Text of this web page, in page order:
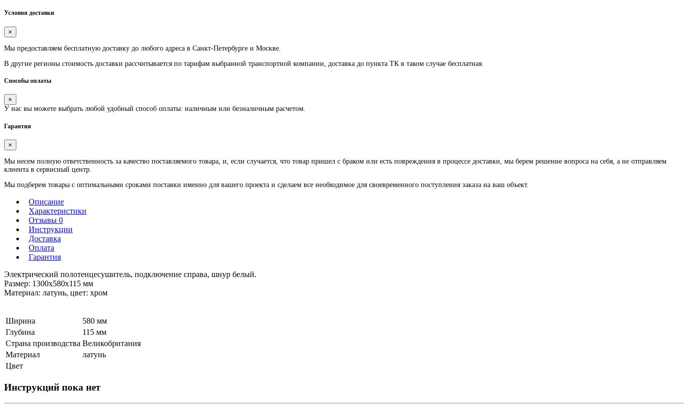
Условия доставки
×
Мы предоставляем бесплатную доставку до любого адреса в Санкт-Петербурге и Москве.
В другие регионы стоимость доставки рассчитывается по тарифам выбранной транспортной компании, доставка до пункта ТК в таком случае бесплатная
Способы оплаты
×
У нас вы можете выбрать любой удобный способ оплаты: наличным или безналичным расчетом.
Гарантия
×
Мы несем полную ответственность за качество поставляемого товара, и, если случается, что товар пришел с браком или есть повреждения в процессе доставки, мы берем решение вопроса на себя, а не отправляем
клиента в сервисный центр.
Мы подберем товары с оптимальными сроками поставки именно для вашего проекта и сделаем все необходимое для своевременного поступления заказа на ваш объект.
Описание
Характеристики
Отзывы 0
Инструкции
Доставка
Оплата
Гарантия
Электрический полотенцесушитель, подключение справа, шнур белый.
Размер: 1300х580х115 мм
Материал: латунь, цвет: хром
Ширина
580 мм
Глубина
115 мм
Страна производства Великобритания
Материал
латунь
Цвет
Инструкций пока нет